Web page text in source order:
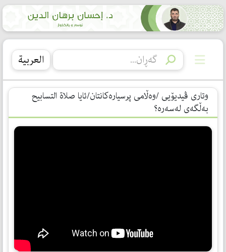
العربیة
وتاری ڤیدیۆیی /وەڵامی پرسیارەكانتان/ئایا صلاة التسابیح
بەڵگەی لەسەرە؟